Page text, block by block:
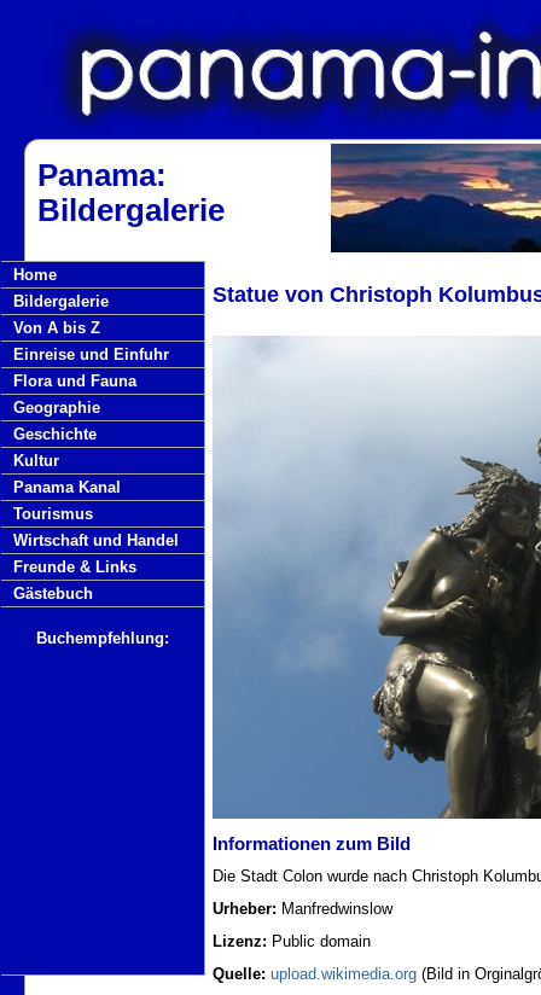
Panama:
Bildergalerie
Home
Bildergalerie
Von A bis Z
Einreise und Einfuhr
Flora und Fauna
Geographie
Geschichte
Kultur
Panama Kanal
Tourismus
Wirtschaft und Handel
Freunde & Links
Gästebuch
Buchempfehlung:
Statue von Christoph
Informationen zum Bild
Die Stadt Colon wurde nach Christoph
Urheber: Manfredwinslow
Lizenz: Public domain
Quelle: upload.wikimedia.org (Bild in